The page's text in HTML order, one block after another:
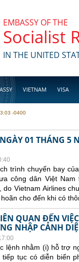
EMBASSY OF THE
Socialist
IN THE UNITED
VIETNAM VISA
-0400
01 THÁNG 5
trình chuyến bay
công dân Việt
do Vietnam Airlines
cho đến khi có
QUAN ĐẾN
NHẬP CẢNH
lệnh nhằm (i) hỗ trợ
tiếp tục có diễn biến